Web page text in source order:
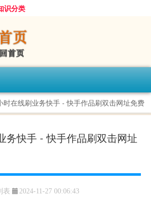
识分类
时在线刷业务快手 - 快手作品刷双击网址免费
务快手 - 快手作品刷双击网址
表 2024-11-27 00:06:43